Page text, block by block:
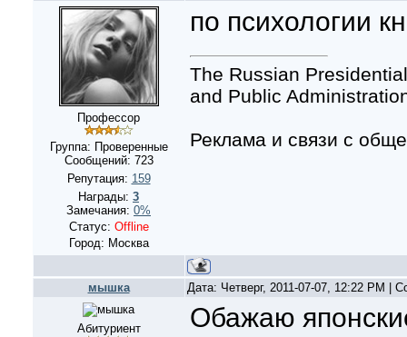
Профессор
Группа: Проверенные
Сообщений: 723
Репутация: 159
Награды: 3
Замечания: 0%
Статус: Offline
Город: Москва
по психологии
The Russian
and Public
Реклама и связи с
мышка Дата: Четверг, 2011-07-07, 12:22 PM |
Абитуриент Обажаю